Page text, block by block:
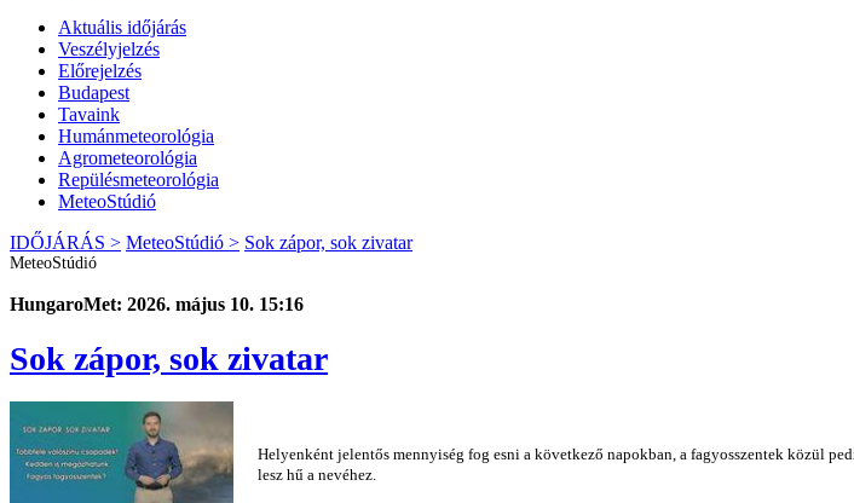
Aktuális időjárás
Veszélyjelzés
Előrejelzés
Budapest
Tavaink
Humánmeteorológia
Agrometeorológia
Repülésmeteorológia
MeteoStúdió
IDŐJÁRÁS > MeteoStúdió > Sok zápor, sok zivatar
MeteoStúdió
HungaroMet: 2026. május 10. 15:16
Sok zápor, sok zivatar
Helyenként jelentős mennyiség fog esni a következő napokban, a fagyosszentek közül
lesz hű a nevéhez.